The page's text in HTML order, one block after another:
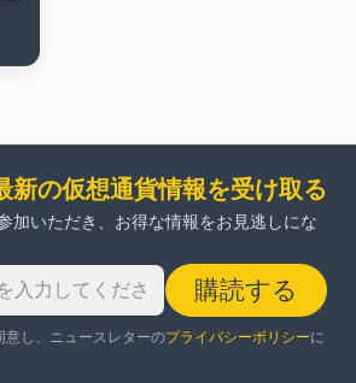
新の仮想通貨情報を受け取る
加いただき、お得な情報をお見逃しにな
購読する
意し、ニュースレターのプライバシーポリシーに